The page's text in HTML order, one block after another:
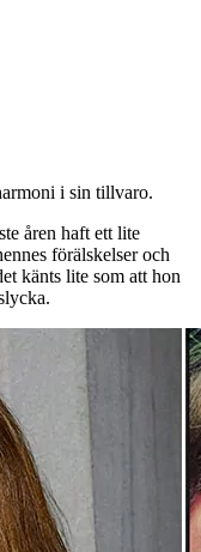
i sin tillvaro.
åren haft ett lite
förälskelser och
känts lite som att hon